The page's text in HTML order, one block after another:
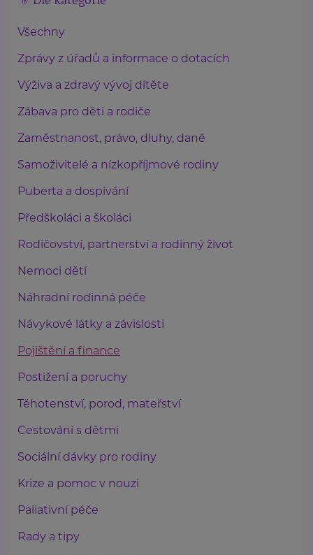
Všechny
Zprávy z úřadů a informace o dotacích
Výživa a zdravý vývoj dítěte
Zábava pro děti a rodiče
Zaměstnanost, právo, dluhy, daně
Samoživitelé a nízkopříjmové rodiny
Puberta a dospívání
Předškoláci a školáci
Rodičovství, partnerství a rodinný život
Nemoci dětí
Náhradní rodinná péče
Návykové látky a závislosti
Pojištění a finance
Postižení a poruchy
Těhotenství, porod, mateřství
Cestování s dětmi
Sociální dávky pro rodiny
Krize a pomoc v nouzi
Paliativní péče
Rady a tipy